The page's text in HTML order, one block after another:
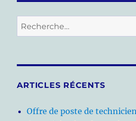
Recherche
pour :
ARTICLES RÉCENTS
Offre de poste de